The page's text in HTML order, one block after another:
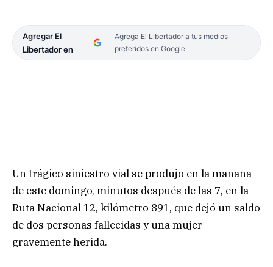
Agregar El
Libertador en
Agrega El Libertador a tus medios
preferidos en Google
Un trágico siniestro vial se produjo en la mañana
de este domingo, minutos después de las 7, en la
Ruta Nacional 12, kilómetro 891, que dejó un saldo
de dos personas fallecidas y una mujer
gravemente herida.